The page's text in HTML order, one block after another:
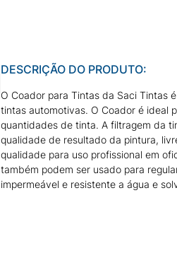
DESCRIÇÃO DO PRODUTO:
O Coador para Tintas da Saci Tintas
tintas automotivas. O Coador é ideal
quantidades de tinta. A filtragem da
qualidade de resultado da pintura,
qualidade para uso profissional em
também podem ser usado para
impermeável e resistente a água e